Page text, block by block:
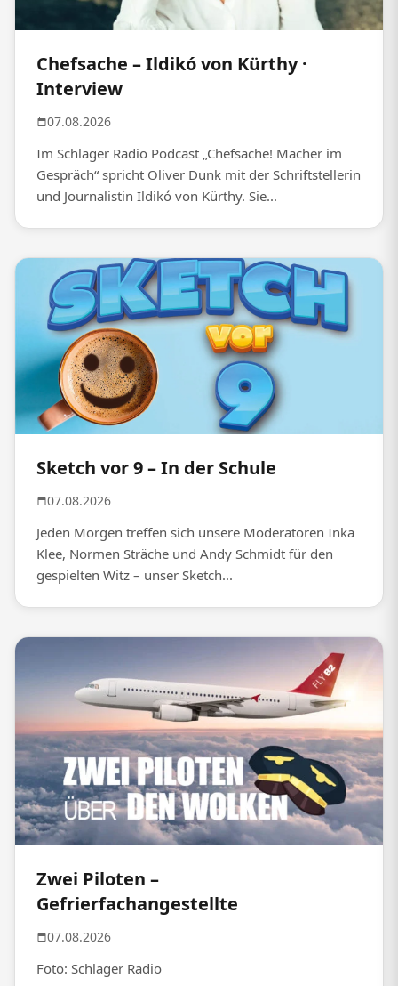
Chefsache – Ildikó von Kürthy ·
Interview
07.08.2026
Im Schlager Radio Podcast „Chefsache! Macher im
Gespräch“ spricht Oliver Dunk mit der Schriftstellerin
und Journalistin Ildikó von Kürthy. Sie...
Sketch vor 9 – In der Schule
07.08.2026
Jeden Morgen treffen sich unsere Moderatoren Inka
Klee, Normen Sträche und Andy Schmidt für den
gespielten Witz – unser Sketch...
Zwei Piloten –
Gefrierfachangestellte
07.08.2026
Foto: Schlager Radio